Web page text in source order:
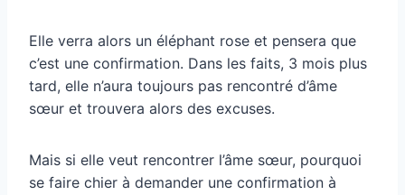
Elle verra alors un éléphant rose et pensera que
c’est une confirmation. Dans les faits, 3 mois plus
tard, elle n’aura toujours pas rencontré d’âme
sœur et trouvera alors des excuses.
Mais si elle veut rencontrer l’âme sœur, pourquoi
se faire chier à demander une confirmation à